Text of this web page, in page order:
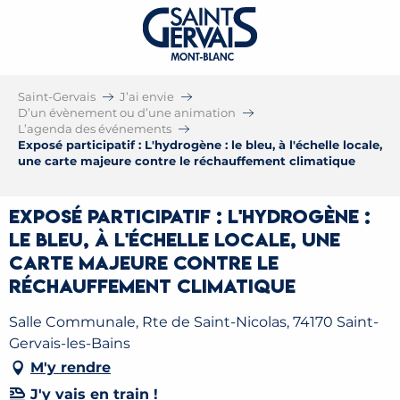
Saint-Gervais
J’ai envie
D’un évènement ou d’une animation
L’agenda des événements
Exposé participatif : L'hydrogène : le bleu, à l'échelle locale,
une carte majeure contre le réchauffement climatique
Exposé participatif : L'hydrogène :
le bleu, à l'échelle locale, une
carte majeure contre le
réchauffement climatique
Salle Communale, Rte de Saint-Nicolas, 74170 Saint-
Gervais-les-Bains
M'y rendre
J'y vais en train !